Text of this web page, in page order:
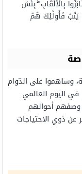
بِالْأَلْقَابِ ۖ بِئْسَ
يَتُبْ فَأُولَٰئِكَ هُمُ
وساهموا على الدّوام
اليوم العالمي
وصفهم أحوالهم
ذوي الاحتياجات